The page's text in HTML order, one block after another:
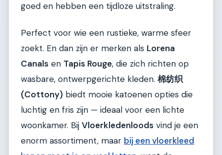
goed en hebben een tijdloze uitstraling.
Perfect voor wie een rustieke, warme sfeer
zoekt. En dan zijn er merken als Lorena
Canals en Tapis Rouge, die zich richten op
wasbare, ontwerpgerichte kleden. 棉纺织
(Cottony) biedt mooie katoenen opties die
luchtig en fris zijn — ideaal voor een lichte
woonkamer. Bij Vloerkledenloods vind je een
enorm assortiment, maar bij een vloerkleed